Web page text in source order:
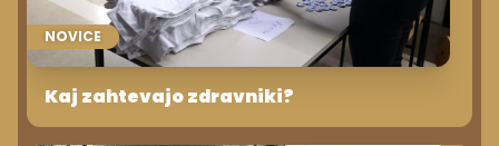
NOVICE
Kaj zahtevajo zdravniki?